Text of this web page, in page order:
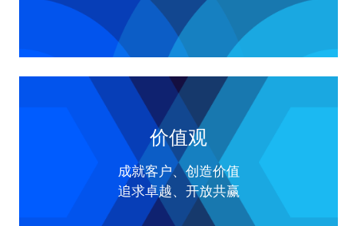
价值观
成就客户、创造价值
追求卓越、开放共赢